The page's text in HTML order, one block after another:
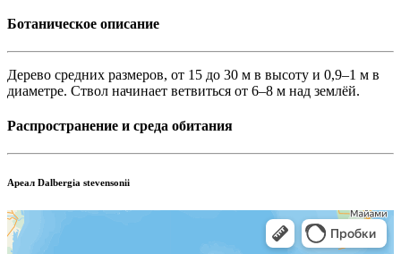
Ботаническое описание
Дерево средних размеров, от 15 до 30 м в высоту и 0,9–1 м в
диаметре. Ствол начинает ветвиться от 6–8 м над землёй.
Распространение и среда обитания
Ареал Dalbergia stevensonii